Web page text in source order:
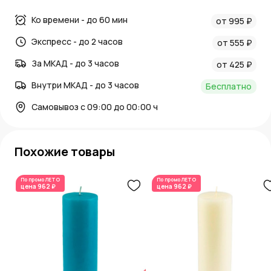
Ко времени - до 60 мин
от 995 ₽
Экспресс - до 2 часов
от 555 ₽
За МКАД - до 3 часов
от 425 ₽
Внутри МКАД - до 3 часов
Бесплатно
Самовывоз с 09:00 до 00:00 ч
Похожие товары
По промоЛЕТО
цена 962 ₽
По промоЛЕТО
цена 962 ₽